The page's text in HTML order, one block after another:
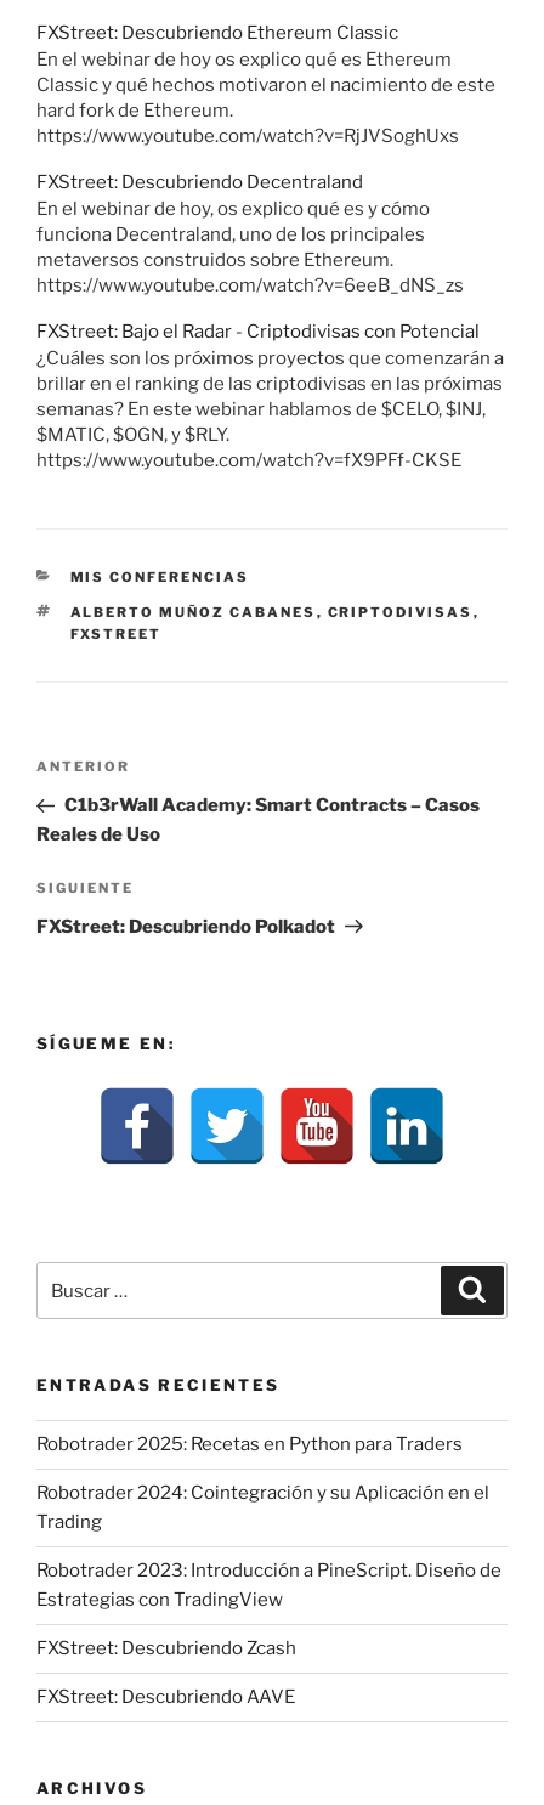
FXStreet: Descubriendo Ethereum Classic
En el webinar de hoy os explico qué es Ethereum
Classic y qué hechos motivaron el nacimiento de este
hard fork de Ethereum.
https://www.youtube.com/watch?v=RjJVSoghUxs
FXStreet: Descubriendo Decentraland
En el webinar de hoy, os explico qué es y cómo
funciona Decentraland, uno de los principales
metaversos construidos sobre Ethereum.
https://www.youtube.com/watch?v=6eeB_dNS_zs
FXStreet: Bajo el Radar - Criptodivisas con Potencial
¿Cuáles son los próximos proyectos que comenzarán a
brillar en el ranking de las criptodivisas en las próximas
semanas? En este webinar hablamos de $CELO, $INJ,
$MATIC, $OGN, y $RLY.
https://www.youtube.com/watch?v=fX9PFf-CKSE
CATEGORÍAS
MIS CONFERENCIAS
ETIQUETAS
ALBERTO MUÑOZ CABANES , CRIPTODIVISAS ,
FXSTREET
Navegación
entradas
Entrada
anterior:
ANTERIOR
C1b3rWall Academy: Smart Contracts – Casos
Reales de Uso
Siguiente
entrada
SIGUIENTE
FXStreet: Descubriendo Polkadot
SÍGUEME EN:
por:
ENTRADAS RECIENTES
Robotrader 2025: Recetas en Python para Traders
Robotrader 2024: Cointegración y su Aplicación en el
Trading
Robotrader 2023: Introducción a PineScript. Diseño de
Estrategias con TradingView
FXStreet: Descubriendo Zcash
FXStreet: Descubriendo AAVE
ARCHIVOS